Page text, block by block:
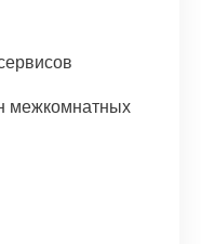
межкомнатных